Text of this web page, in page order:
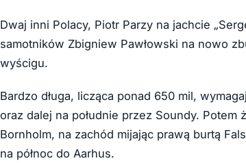
Dwaj inni Polacy, Piotr Parzy na jachcie
samotników Zbigniew Pawłowski na nowo
wyścigu.
Bardzo długa, licząca ponad 650 mil,
oraz dalej na południe przez Soundy.
Bornholm, na zachód mijając prawą burtą
na północ do Aarhus.